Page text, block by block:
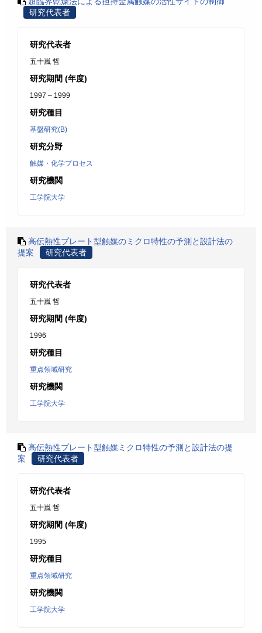
研究代表者
研究代表者
五十嵐 哲
研究期間 (年度)
1997 – 1999
研究種目
基盤研究(B)
研究分野
触媒・化学プロセス
研究機関
工学院大学
高伝熱性プレート型触媒のミクロ特性の予測と設計法の
提案
研究代表者
研究代表者
五十嵐 哲
研究期間 (年度)
1996
研究種目
重点領域研究
研究機関
工学院大学
高伝熱性プレート型触媒ミクロ特性の予測と設計法の提
案
研究代表者
研究代表者
五十嵐 哲
研究期間 (年度)
1995
研究種目
重点領域研究
研究機関
工学院大学